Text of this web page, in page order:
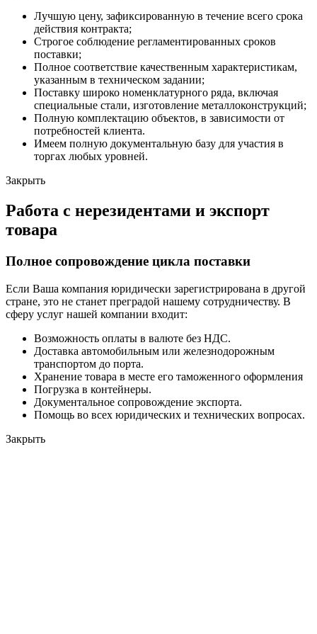
Лучшую цену, зафиксированную в течение всего срока
действия контракта;
Строгое соблюдение регламентированных сроков
поставки;
Полное соответствие качественным характеристикам,
указанным в техническом задании;
Поставку широко номенклатурного ряда, включая
специальные стали, изготовление металлоконструкций;
Полную комплектацию объектов, в зависимости от
потребностей клиента.
Имеем полную документальную базу для участия в
торгах любых уровней.
Закрыть
Работа с нерезидентами и экспорт
товара
Полное сопровождение цикла поставки
Если Ваша компания юридически зарегистрирована в другой
стране, это не станет преградой нашему сотрудничеству. В
сферу услуг нашей компании входит:
Возможность оплаты в валюте без НДС.
Доставка автомобильным или железнодорожным
транспортом до порта.
Хранение товара в месте его таможенного оформления
Погрузка в контейнеры.
Документальное сопровождение экспорта.
Помощь во всех юридических и технических вопросах.
Закрыть